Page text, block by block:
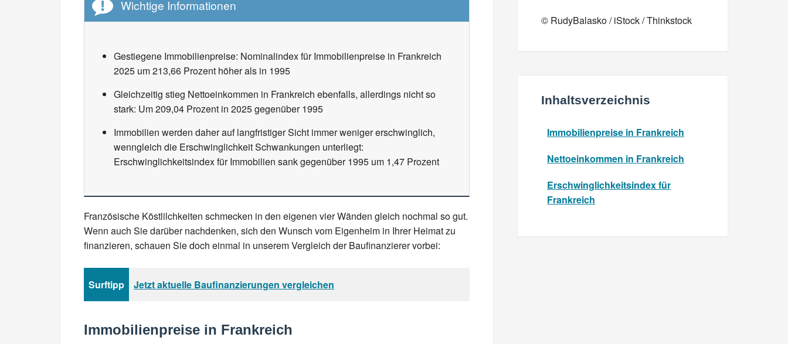
Wichtige Informationen
Gestiegene Immobilienpreise: Nominalindex für Immobilienpreise in Frankreich
2025 um 213,66 Prozent höher als in 1995
Gleichzeitig stieg Nettoeinkommen in Frankreich ebenfalls, allerdings nicht so
stark: Um 209,04 Prozent in 2025 gegenüber 1995
Immobilien werden daher auf langfristiger Sicht immer weniger erschwinglich,
wenngleich die Erschwinglichkeit Schwankungen unterliegt:
Erschwinglichkeitsindex für Immobilien sank gegenüber 1995 um 1,47 Prozent
Französische Köstlilchkeiten schmecken in den eigenen vier Wänden gleich nochmal so gut.
Wenn auch Sie darüber nachdenken, sich den Wunsch vom Eigenheim in Ihrer Heimat zu
finanzieren, schauen Sie doch einmal in unserem Vergleich der Baufinanzierer vorbei:
Surftipp Jetzt aktuelle Baufinanzierungen vergleichen
Immobilienpreise in Frankreich
© RudyBalasko / iStock / Thinkstock
Inhaltsverzeichnis
Immobilienpreise in Frankreich
Nettoeinkommen in Frankreich
Erschwinglichkeitsindex für
Frankreich